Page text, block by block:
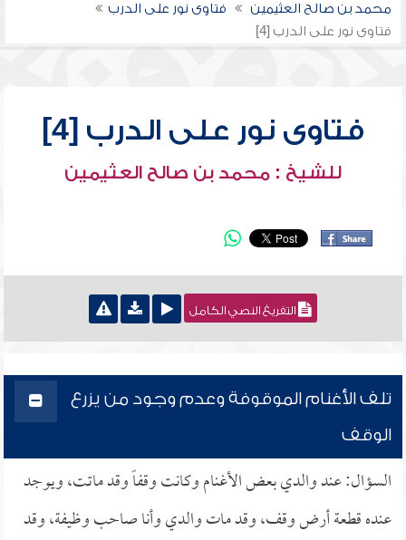
محمد بن صالح العثيمين
فتاوى نور على الدرب
فتاوى نور على الدرب [4]
فتاوى نور على الدرب [4]
للشيخ : محمد بن صالح العثيمين
التفريغ النصي الكامل
تلف الأغنام الموقوفة وعدم وجود من يزرع
الوقف
السؤال: عند والدي بعض الأغنام وكانت وقفاً وقد ماتت، ويوجد
عنده قطعة أرض وقف، وقد مات والدي وأنا صاحب وظيفة، وقد